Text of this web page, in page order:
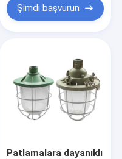
Şimdi başvurun
Patlamalara dayanıklı